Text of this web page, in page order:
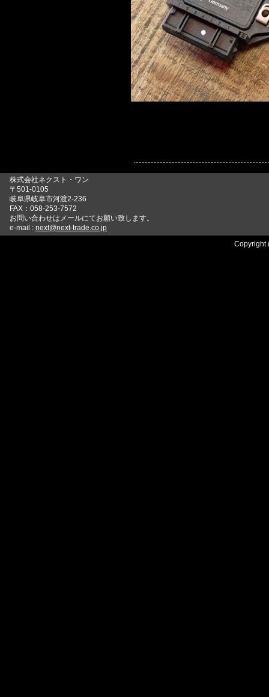
株式会社ネクスト・ワン
〒501-0105
岐阜県岐阜市河渡2-236
FAX：058-253-7572
お問い合わせはメールにてお願い致します。
e-mail : next@next-trade.co.jp
Copyright